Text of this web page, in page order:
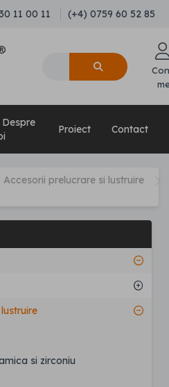
11 00 11 (+4) 0759 60 52 85
Despre
Proiect Contact
Accesorii prelucrare si lustruire
si zirconiu